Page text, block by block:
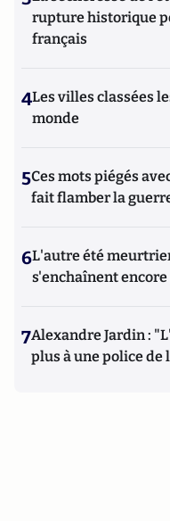
rupture historique
français
4Les villes classées
monde
5Ces mots piégés
fait flamber la
6L'autre été
s'enchaînent
7Alexandre Jardin :
plus à une police de